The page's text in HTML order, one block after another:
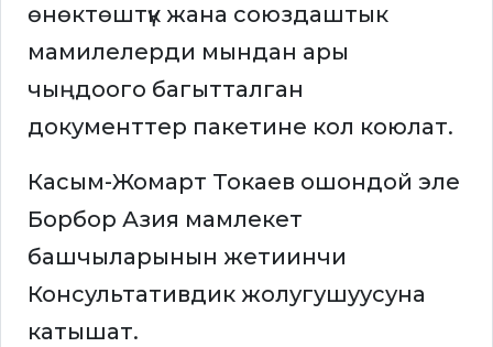
өнөктөштүк жана союздаштык
мамилелерди мындан ары
чыңдоого багытталган
документтер пакетине кол коюлат.
Касым-Жомарт Токаев ошондой эле
Борбор Азия мамлекет
башчыларынын жетиинчи
Консультативдик жолугушуусуна
катышат.